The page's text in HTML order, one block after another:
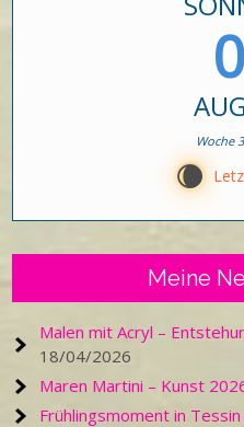
Woche
W
Meine
Malen mit Acryl –
18/04/2026
Maren Martini – Kunst
Frühlingsmoment in